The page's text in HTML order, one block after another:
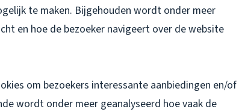
te maken. Bijgehouden wordt onder meer
en hoe de bezoeker navigeert over de website
om bezoekers interessante aanbiedingen en/of
wordt onder meer geanalyseerd hoe vaak de